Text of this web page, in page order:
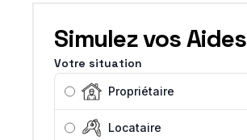
Simulez vos Aides
Votre situation
Propriétaire
Locataire